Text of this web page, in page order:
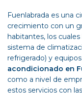
Fuenlabrada es una
crecimiento con un
habitantes, los
sistema de
refrigerado) y
acondicionado en
como a nivel de
estos servicios con